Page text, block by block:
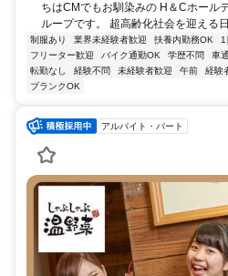
ちはCMでもお馴染みの H＆Cホール
ループです。 超高齢化社会を迎える
制服あり 業界未経験者歓迎 扶養内勤務OK 1
フリーター歓迎
バイク通勤OK 学歴不問 車
転勤なし
経験不問 未経験者歓迎 午前 経験
ブランクOK
アルバイト・パート